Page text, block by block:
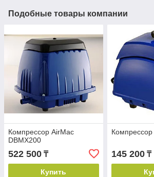
Подобные товары компании
Компрессор AirMac
DBMX200
522 500 ₸
Купить
145 200₸